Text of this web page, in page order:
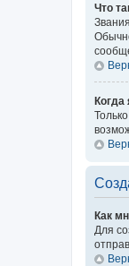
Что
Когда
Как
Для